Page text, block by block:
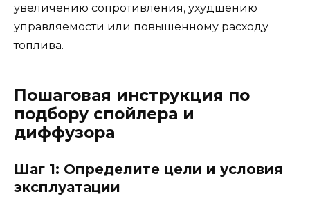
увеличению сопротивления, ухудшению
управляемости или повышенному расходу
топлива.
Пошаговая инструкция по
подбору спойлера и
диффузора
Шаг 1: Определите цели и условия
эксплуатации